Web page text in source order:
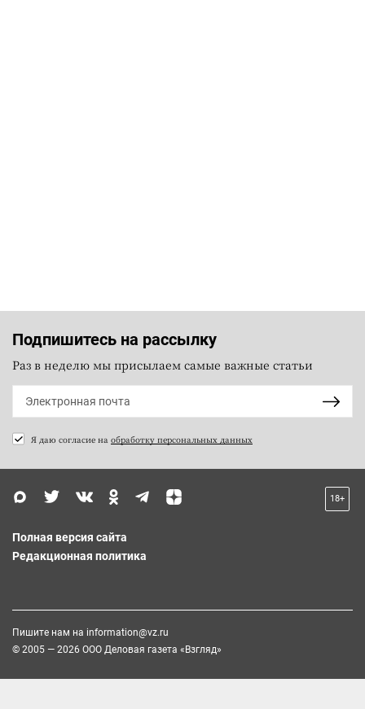
Подпишитесь на рассылку
Раз в неделю мы присылаем самые важные статьи
Я даю согласие на обработку персональных данных
18+
Полная версия сайта
Редакционная политика
Пишите нам на information@vz.ru
© 2005 — 2026 ООО Деловая газета «Взгляд»